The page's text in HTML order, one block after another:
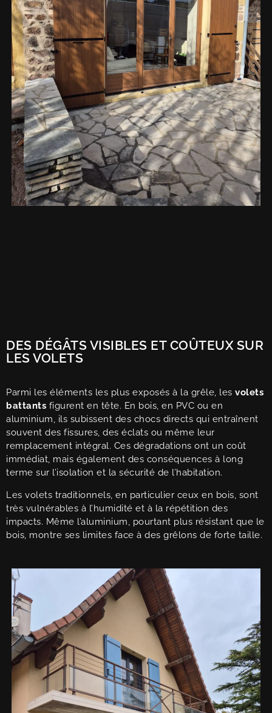
DES DÉGÂTS VISIBLES ET COÛTEUX SUR
LES VOLETS
Parmi les éléments les plus exposés à la grêle, les volets
battants figurent en tête. En bois, en PVC ou en
aluminium, ils subissent des chocs directs qui entraînent
souvent des fissures, des éclats ou même leur
remplacement intégral. Ces dégradations ont un coût
immédiat, mais également des conséquences à long
terme sur l’isolation et la sécurité de l’habitation.
Les volets traditionnels, en particulier ceux en bois, sont
très vulnérables à l’humidité et à la répétition des
impacts. Même l’aluminium, pourtant plus résistant que le
bois, montre ses limites face à des grêlons de forte taille.